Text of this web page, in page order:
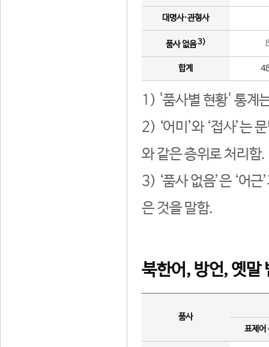
대명사·관형사
품사 없음3)
합계
1) '품사별 현황' 통계
2) ‘어미’와 ‘접사’는
와 같은 층위로 처리함.
3) ‘품사 없음’은 ‘어
은 것을 말함.
북한어, 방언, 옛말
품사
표제어